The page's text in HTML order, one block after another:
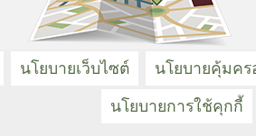
นโยบายเว็บไซต์ นโยบายคุ้มค
นโยบายการใช้คุกกี้